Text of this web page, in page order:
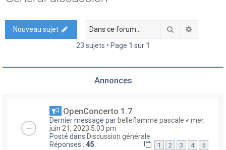
h
Nouveau sujet Rechercher
23 sujets • Page 1 sur 1
Annonces
OpenConcerto 1.7
Dernier message par belleflamme pascale « mer.
juin 21, 2023 5:03 pm
Posté dans Discussion générale
Réponses : 45 1 2 3 4 5